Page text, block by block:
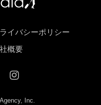
イバシーポリシー
概要
Inc.